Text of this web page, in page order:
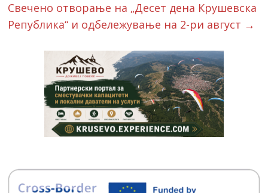
Свечено отворање на „Десет дена Крушевска
Република“ и одбележување на 2-ри август →